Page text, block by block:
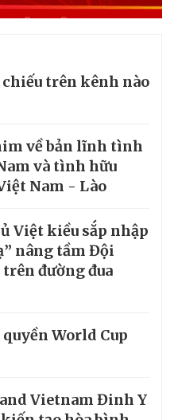
chiếu trên kênh nào
về bản lĩnh tình
và tình hữu
Nam - Lào
Việt kiều sắp nhập
nâng tầm Đội
đường đua
World Cup
Vietnam Đinh Y